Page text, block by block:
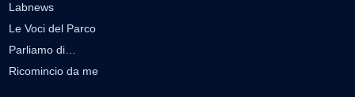
Labnews
Le Voci del Parco
Parliamo di…
Ricomincio da me